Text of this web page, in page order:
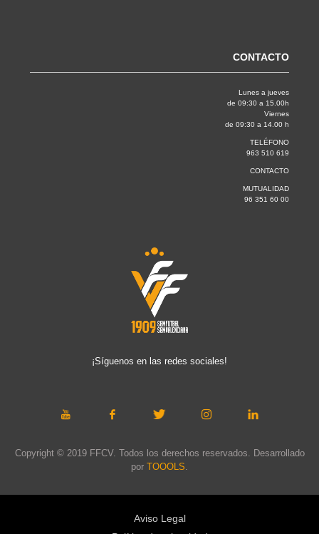
CONTACTO
Lunes a jueves
de 09:30 a 15.00h
Viernes
de 09:30 a 14.00 h
TELÉFONO
963 510 619
CONTACTO
MUTUALIDAD
96 351 60 00
¡Síguenos en las redes sociales!
Copyright © 2019 FFCV. Todos los derechos reservados. Desarrollado
por TOOOLS.
Aviso Legal